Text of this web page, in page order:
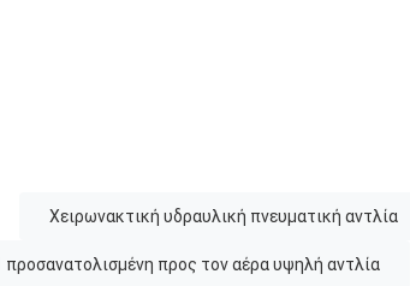
Χειρωνακτική υδραυλική πνευματική αντλία
προσανατολισμένη προς τον αέρα υψηλή αντλία